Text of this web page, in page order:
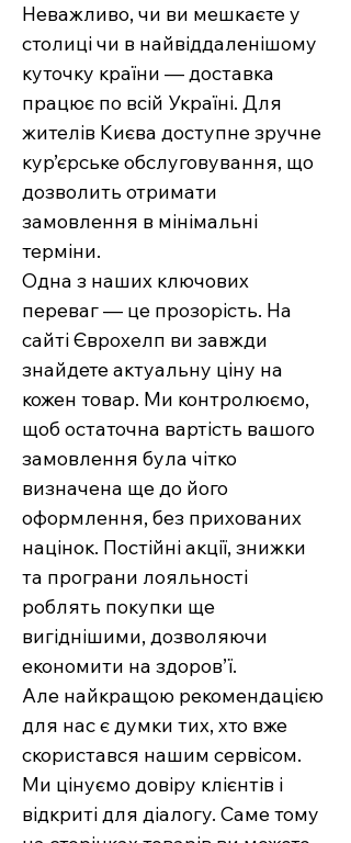
Неважливо, чи ви мешкаєте у
столиці чи в найвіддаленішому
куточку країни — доставка
працює по всій Україні. Для
жителів Києва доступне зручне
кур’єрське обслуговування, що
дозволить отримати
замовлення в мінімальні
терміни.
Одна з наших ключових
переваг — це прозорість. На
сайті Єврохелп ви завжди
знайдете актуальну ціну на
кожен товар. Ми контролюємо,
щоб остаточна вартість вашого
замовлення була чітко
визначена ще до його
оформлення, без прихованих
націнок. Постійні акції, знижки
та програни лояльності
роблять покупки ще
вигіднішими, дозволяючи
економити на здоров’ї.
Але найкращою рекомендацією
для нас є думки тих, хто вже
скористався нашим сервісом.
Ми цінуємо довіру клієнтів і
відкриті для діалогу. Саме тому